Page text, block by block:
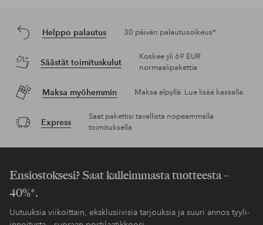
Helppo palautus 30 päivän palautusoikeus*
Säästät toimituskulut
Koskee yli 69 EUR
normaalipakettia
Maksa myöhemmin Maksa elpyllä. Lue lisää kassalla.
Express
Saat pakettisi tavallista nopeammalla
toimituksella
Ensiostoksesi? Saat kalleimmasta tuotteesta –
40%*.
Uutuuksia viikoittain, eksklusiivisia tarjouksia ja suuri annos tyyli-